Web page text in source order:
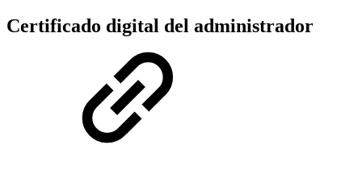
Certificado digital del administrador